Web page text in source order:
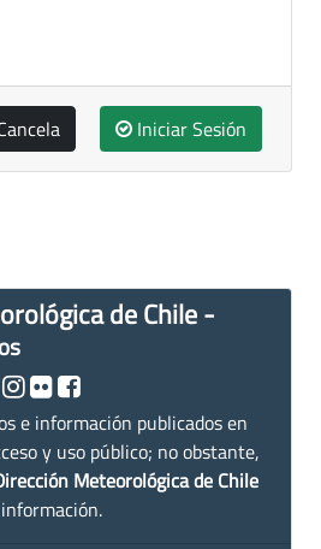
Iniciar Sesión
de Chile -
e información publicados en
y uso público; no obstante,
Meteorológica de Chile